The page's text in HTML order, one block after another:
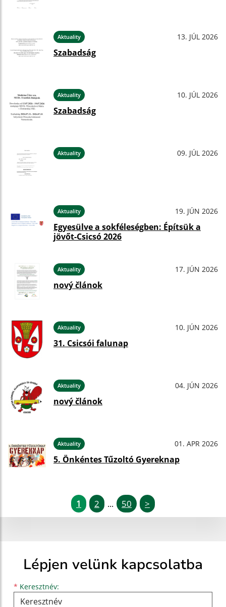
Aktuality 13. JÚL 2026
Szabadság
Aktuality 10. JÚL 2026
Szabadság
Aktuality 09. JÚL 2026
Aktuality 19. JÚN 2026
Egyesülve a sokféleségben: Építsük a
jövőt-Csicsó 2026
Aktuality 17. JÚN 2026
nový článok
Aktuality 10. JÚN 2026
31. Csicsói falunap
Aktuality 04. JÚN 2026
nový článok
Aktuality 01. APR 2026
5. Önkéntes Tűzoltó Gyereknap
1 2 ... 50 >
Lépjen velünk kapcsolatba
* Keresztnév:
Keresztnév
Vezetéknév
E-mail cím